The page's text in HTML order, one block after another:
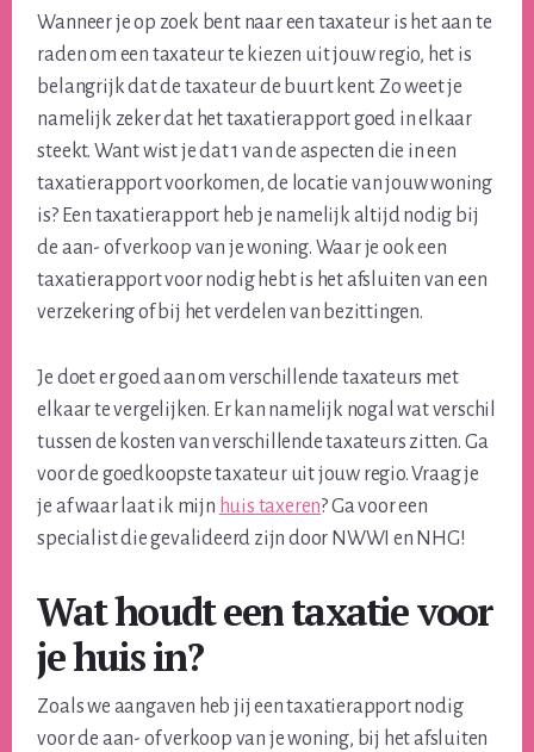
Wanneer je op zoek bent naar een taxateur is het aan te
raden om een taxateur te kiezen uit jouw regio, het is
belangrijk dat de taxateur de buurt kent. Zo weet je
namelijk zeker dat het taxatierapport goed in elkaar
steekt. Want wist je dat 1 van de aspecten die in een
taxatierapport voorkomen, de locatie van jouw woning
is? Een taxatierapport heb je namelijk altijd nodig bij
de aan- of verkoop van je woning. Waar je ook een
taxatierapport voor nodig hebt is het afsluiten van een
verzekering of bij het verdelen van bezittingen.
Je doet er goed aan om verschillende taxateurs met
elkaar te vergelijken. Er kan namelijk nogal wat verschil
tussen de kosten van verschillende taxateurs zitten. Ga
voor de goedkoopste taxateur uit jouw regio. Vraag je
je af waar laat ik mijn huis taxeren? Ga voor een
specialist die gevalideerd zijn door NWWI en NHG!
Wat houdt een taxatie voor
je huis in?
Zoals we aangaven heb jij een taxatierapport nodig
voor de aan- of verkoop van je woning, bij het afsluiten